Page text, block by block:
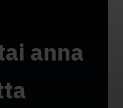
anna